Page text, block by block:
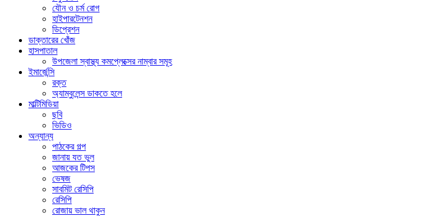
যৌন ও চর্ম রোগ
হাইপারটেনশন
ডিপ্রেশন
ডাক্তারের খোঁজ
হাসপাতাল
উপজেলা স্বাস্থ্য কমপ্লেক্সের নাম্বার সমূহ
ইমার্জেন্সি
রক্ত
অ্যাম্বুলেন্স ডাকতে হলে
মাল্টিমিডিয়া
ছবি
ভিডিও
অন্যান্য
পাঠকের গল্প
জানায় যত ভুল
আজকের টিপস
ভেষজ
সাবমিট রেসিপি
রেসিপি
রোজায় ভাল থাকুন